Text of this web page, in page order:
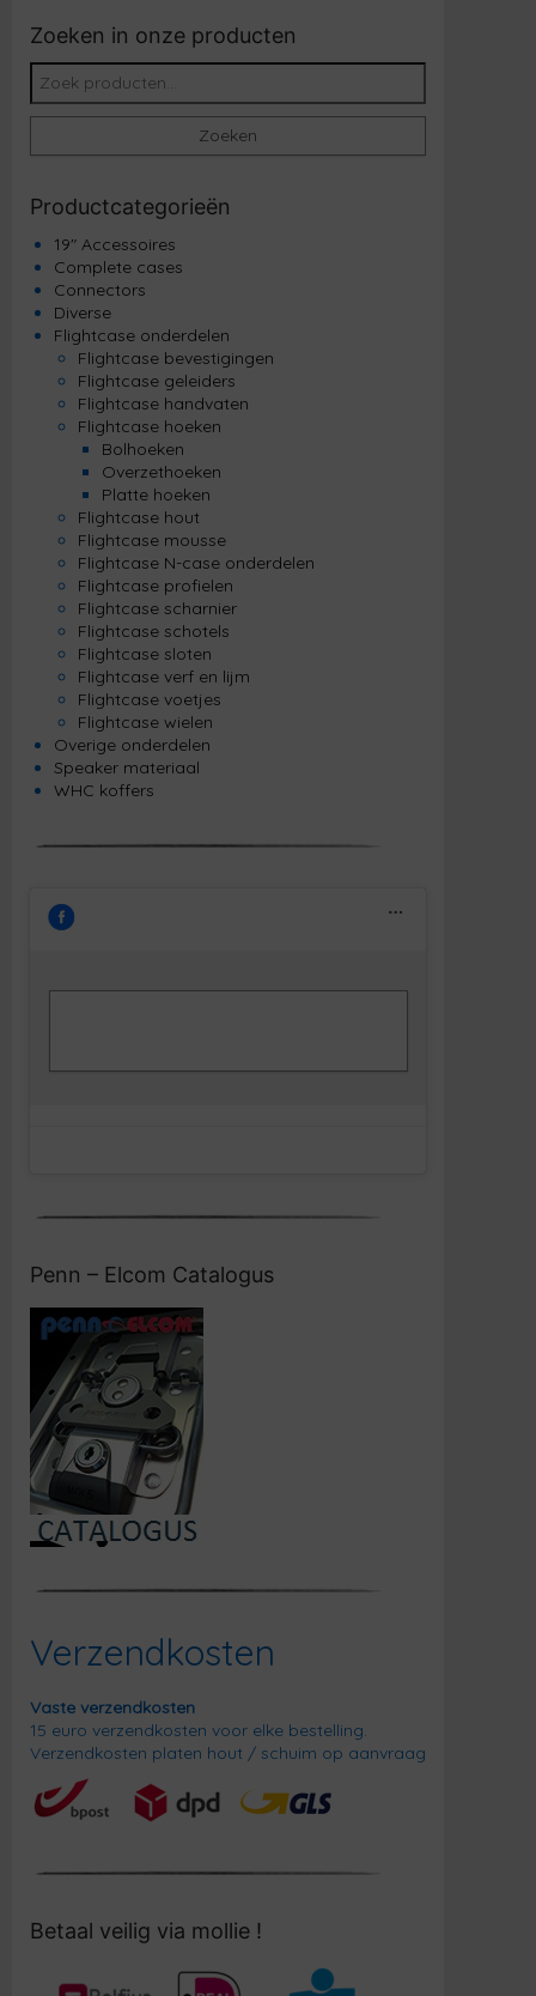
Zoeken in onze producten
Zoeken naar:
Zoeken
Productcategorieën
19" Accessoires
Complete cases
Connectors
Diverse
Flightcase onderdelen
Flightcase bevestigingen
Flightcase geleiders
Flightcase handvaten
Flightcase hoeken
Bolhoeken
Overzethoeken
Platte hoeken
Flightcase hout
Flightcase mousse
Flightcase N-case onderdelen
Flightcase profielen
Flightcase scharnier
Flightcase schotels
Flightcase sloten
Flightcase verf en lijm
Flightcase voetjes
Flightcase wielen
Overige onderdelen
Speaker materiaal
WHC koffers
Penn – Elcom Catalogus
Verzendkosten
Vaste verzendkosten
15 euro verzendkosten voor elke bestelling.
Verzendkosten platen hout / schuim op aanvraag
Betaal veilig via mollie !